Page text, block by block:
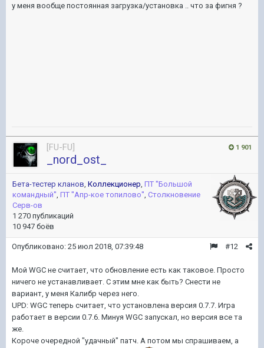
у меня вообще постоянная загрузка/установка .. что за фигня ?
1 901
[FU-FU]
_nord_ost_
Бета-тестер кланов Коллекционер ПТ ''Большой
командный'' ПТ ''Апр-кое топилово'' Столкновение
Серв-ов
1 270 публикаций
10 947 боёв
#12
Опубликовано: 25 июл 2018, 07:39:48
Мой WGC не считает, что обновление есть как таковое. Просто
ничего не устанавливает. С этим мне как быть? Снести не
вариант, у меня Калибр через него.
UPD: WGC теперь считает, что установлена версия 0.7.7. Игра
работает в версии 0.7.6. Минуя WGC запускал, но версия все та
же.
Короче очередной "удачный" патч. А потом мы спрашиваем, а